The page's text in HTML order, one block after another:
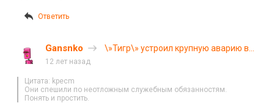
Ответить
Gansnko
\»Тигр\» устроил крупную аварию в
12 лет назад
Цитата: kpecm
Они спешили по неотложным служебным обязанностям.
Понять и простить.